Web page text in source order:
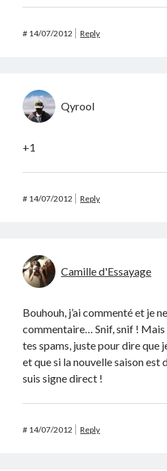
# 14/07/2012 Reply
Qyrool
+1
# 14/07/2012 Reply
Camille d'Essayage
Bouhouh, j’ai commenté et je
commentaire… Snif, snif ! Mais
tes spams, juste pour dire que
et que si la nouvelle saison est
suis signe direct !
# 14/07/2012 Reply